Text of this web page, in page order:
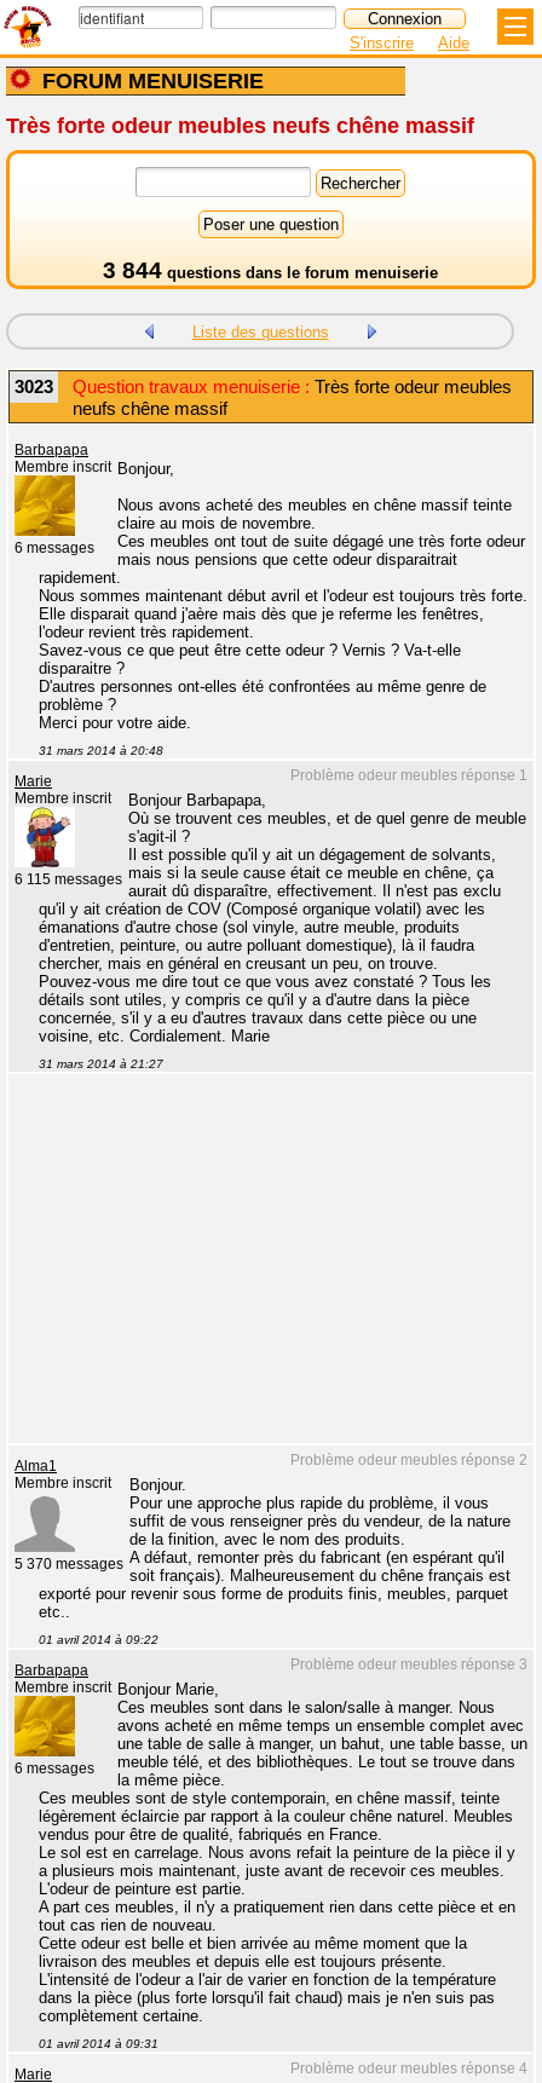
FORUM MENUISERIE
S'inscrire Aide
Très forte odeur meubles neufs chêne massif
3 844 questions dans le forum menuiserie
Liste des questions
3023 Question travaux menuiserie : Très forte odeur meubles
neufs chêne massif
Barbapapa
Membre inscrit
6 messages
Bonjour,
Nous avons acheté des meubles en chêne massif teinte
claire au mois de novembre.
Ces meubles ont tout de suite dégagé une très forte odeur
mais nous pensions que cette odeur disparaitrait
rapidement.
Nous sommes maintenant début avril et l'odeur est toujours très forte.
Elle disparait quand j'aère mais dès que je referme les fenêtres,
l'odeur revient très rapidement.
Savez-vous ce que peut être cette odeur ? Vernis ? Va-t-elle
disparaitre ?
D'autres personnes ont-elles été confrontées au même genre de
problème ?
Merci pour votre aide.
31 mars 2014 à 20:48
Problème odeur meubles réponse 1
Marie
Membre inscrit
6 115 messages
Bonjour Barbapapa,
Où se trouvent ces meubles, et de quel genre de meuble
s'agit-il ?
Il est possible qu'il y ait un dégagement de solvants,
mais si la seule cause était ce meuble en chêne, ça
aurait dû disparaître, effectivement. Il n'est pas exclu
qu'il y ait création de COV (Composé organique volatil) avec les
émanations d'autre chose (sol vinyle, autre meuble, produits
d'entretien, peinture, ou autre polluant domestique), là il faudra
chercher, mais en général en creusant un peu, on trouve.
Pouvez-vous me dire tout ce que vous avez constaté ? Tous les
détails sont utiles, y compris ce qu'il y a d'autre dans la pièce
concernée, s'il y a eu d'autres travaux dans cette pièce ou une
voisine, etc. Cordialement. Marie
31 mars 2014 à 21:27
Problème odeur meubles réponse 2
Alma1
Membre inscrit
5 370 messages
Bonjour.
Pour une approche plus rapide du problème, il vous
suffit de vous renseigner près du vendeur, de la nature
de la finition, avec le nom des produits.
A défaut, remonter près du fabricant (en espérant qu'il
soit français). Malheureusement du chêne français est
exporté pour revenir sous forme de produits finis, meubles, parquet
etc..
01 avril 2014 à 09:22
Problème odeur meubles réponse 3
Barbapapa
Membre inscrit
6 messages
Bonjour Marie,
Ces meubles sont dans le salon/salle à manger. Nous
avons acheté en même temps un ensemble complet avec
une table de salle à manger, un bahut, une table basse, un
meuble télé, et des bibliothèques. Le tout se trouve dans
la même pièce.
Ces meubles sont de style contemporain, en chêne massif, teinte
légèrement éclaircie par rapport à la couleur chêne naturel. Meubles
vendus pour être de qualité, fabriqués en France.
Le sol est en carrelage. Nous avons refait la peinture de la pièce il y
a plusieurs mois maintenant, juste avant de recevoir ces meubles.
L'odeur de peinture est partie.
A part ces meubles, il n'y a pratiquement rien dans cette pièce et en
tout cas rien de nouveau.
Cette odeur est belle et bien arrivée au même moment que la
livraison des meubles et depuis elle est toujours présente.
L'intensité de l'odeur a l'air de varier en fonction de la température
dans la pièce (plus forte lorsqu'il fait chaud) mais je n'en suis pas
complètement certaine.
01 avril 2014 à 09:31
Problème odeur meubles réponse 4
Marie